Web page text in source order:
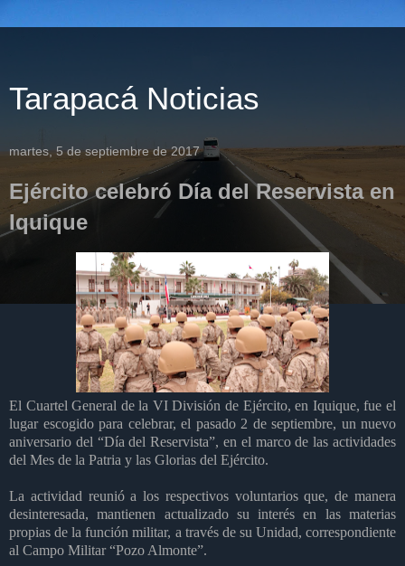
Tarapacá Noticias
martes, 5 de septiembre de 2017
Ejército celebró Día del Reservista en
Iquique
El Cuartel General de la VI División de Ejército, en Iquique, fue el
lugar escogido para celebrar, el pasado 2 de septiembre, un nuevo
aniversario del “Día del Reservista”, en el marco de las actividades
del Mes de la Patria y las Glorias del Ejército.
La actividad reunió a los respectivos voluntarios que, de manera
desinteresada, mantienen actualizado su interés en las materias
propias de la función militar, a través de su Unidad, correspondiente
al Campo Militar “Pozo Almonte”.